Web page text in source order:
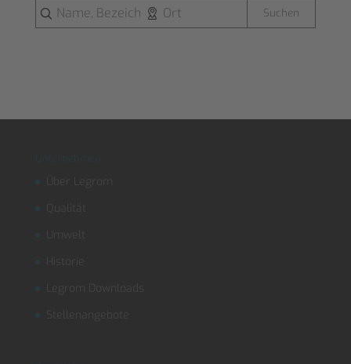
Suchen
Über Legrom
Qualität
Umwelt
Historie
Legrom Downloads
Stellenangebote